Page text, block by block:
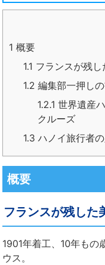
1 概要
1.1 フランスが残
1.2 編集部一押し
1.2.1 世界遺産
クルーズ
1.3 ハノイ旅行者
概要
フランスが残した
1901年着工、10年もの
ウス。